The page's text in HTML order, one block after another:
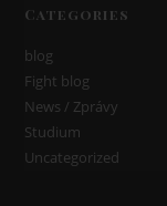
Categories
blog
Fight blog
News / Zprávy
Studium
Uncategorized